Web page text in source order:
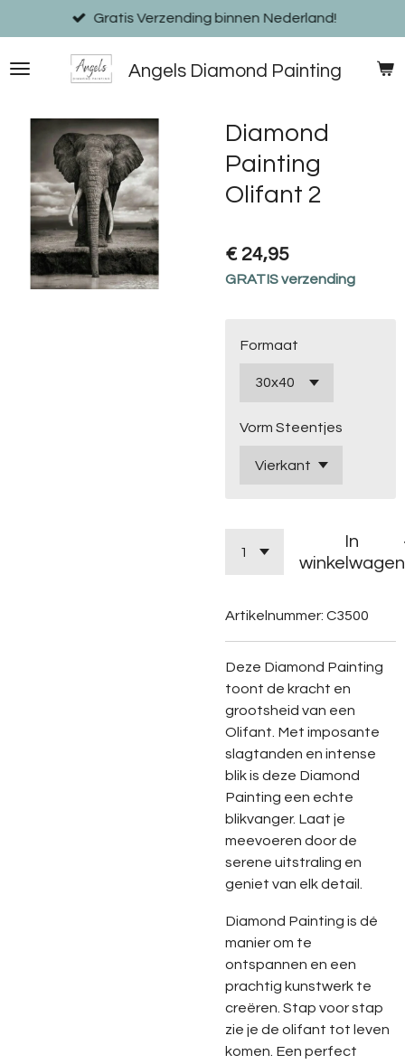
direct
naar
Angels Diamond Painting
Gratis Verzending binnen Nederland!
Diamond
Painting
Olifant 2
€ 24,95
GRATIS verzending
Formaat
Vorm Steentjes
In
winkelwagen
Artikelnummer: C3500
Deze Diamond Painting
toont de kracht en
grootsheid van een
Olifant. Met imposante
slagtanden en intense
blik is deze Diamond
Painting een echte
blikvanger. Laat je
meevoeren door de
serene uitstraling en
geniet van elk detail.
Diamond Painting is dé
manier om te
ontspannen en een
prachtig kunstwerk te
creëren. Stap voor stap
zie je de olifant tot leven
komen. Een perfect